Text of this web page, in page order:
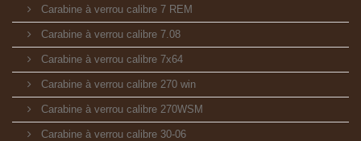
Carabine à verrou calibre 7 REM
Carabine à verrou calibre 7.08
Carabine à verrou calibre 7x64
Carabine à verrou calibre 270 win
Carabine à verrou calibre 270WSM
Carabine à verrou calibre 30-06